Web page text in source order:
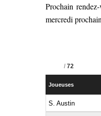
Prochain
mercredi
/ 72
Joueuses
S. Austin